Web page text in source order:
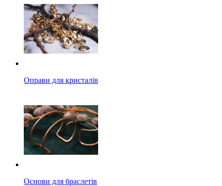
Оправи для кристалів
Основи для браслетів